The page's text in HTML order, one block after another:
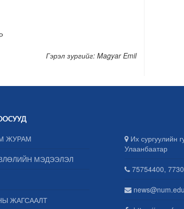
Гэрэл зургийг: Magyar Emil
ЖУРАМ
МЭДЭЭЛЭЛ
ЖАГСААЛТ
Их сургуулийн
Улаанбаатар
75754400,